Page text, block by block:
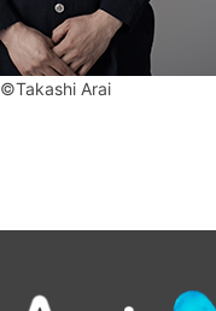
©Takashi Arai